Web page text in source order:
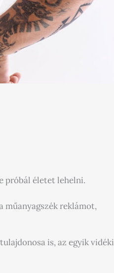
próbál életet lehelni.
műanyagszék reklámot,
is, az egyik vidéki